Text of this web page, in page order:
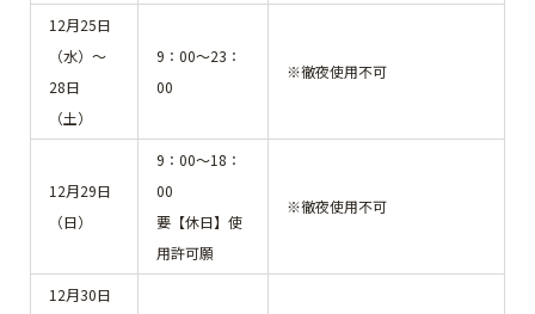
12月25日
（水）～
28日
（土）
9：00～23：
00
※徹夜使用不可
12月29日
（日）
9：00～18：
00
要【休日】使
用許可願
※徹夜使用不可
12月30日